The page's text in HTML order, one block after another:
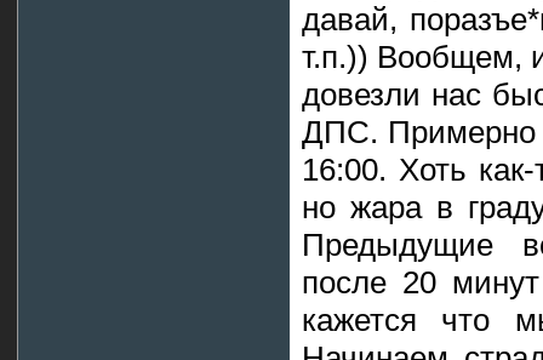
давай,
т.п.)) Вообщем,
довезли нас
ДПС. Примерно
16:00. Хоть
но жара в
Предыдущие
после 20
кажется что